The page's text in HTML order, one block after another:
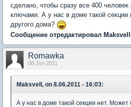
сделано, чтобы сразу все 400
ключами. А у нас в доме такой
другого дома?
Сообщение отредактировал
Romawka
08 Jun 2011
Maksvell, on 8.06.2011 - 16:03:
А у нас в доме такой секции нет. Может